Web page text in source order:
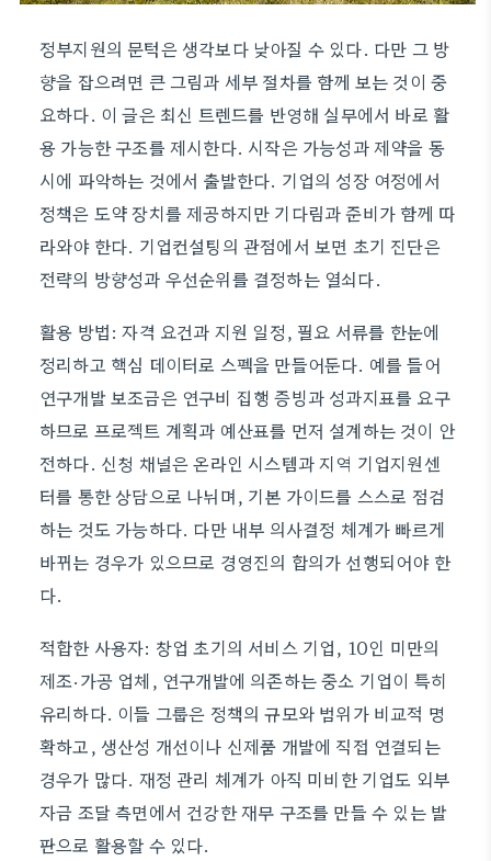
정부지원의 문턱은 생각보다 낮아질 수 있다. 다만 그 방
향을 잡으려면 큰 그림과 세부 절차를 함께 보는 것이 중
요하다. 이 글은 최신 트렌드를 반영해 실무에서 바로 활
용 가능한 구조를 제시한다. 시작은 가능성과 제약을 동
시에 파악하는 것에서 출발한다. 기업의 성장 여정에서
정책은 도약 장치를 제공하지만 기다림과 준비가 함께 따
라와야 한다. 기업컨설팅의 관점에서 보면 초기 진단은
전략의 방향성과 우선순위를 결정하는 열쇠다.
활용 방법: 자격 요건과 지원 일정, 필요 서류를 한눈에
정리하고 핵심 데이터로 스펙을 만들어둔다. 예를 들어
연구개발 보조금은 연구비 집행 증빙과 성과지표를 요구
하므로 프로젝트 계획과 예산표를 먼저 설계하는 것이 안
전하다. 신청 채널은 온라인 시스템과 지역 기업지원센
터를 통한 상담으로 나뉘며, 기본 가이드를 스스로 점검
하는 것도 가능하다. 다만 내부 의사결정 체계가 빠르게
바뀌는 경우가 있으므로 경영진의 합의가 선행되어야 한
다.
적합한 사용자: 창업 초기의 서비스 기업, 10인 미만의
제조·가공 업체, 연구개발에 의존하는 중소 기업이 특히
유리하다. 이들 그룹은 정책의 규모와 범위가 비교적 명
확하고, 생산성 개선이나 신제품 개발에 직접 연결되는
경우가 많다. 재정 관리 체계가 아직 미비한 기업도 외부
자금 조달 측면에서 건강한 재무 구조를 만들 수 있는 발
판으로 활용할 수 있다.